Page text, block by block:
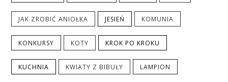
JAK ZROBIĆ ANIOŁKA JESIEŃ KOMUNIA
KONKURSY KOTY KROK PO KROKU
KUCHNIA KWIATY Z BIBUŁY LAMPION